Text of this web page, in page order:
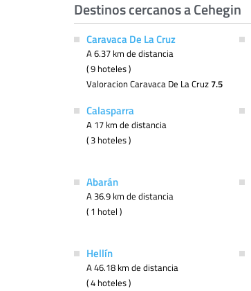
Destinos cercanos a Cehegin
Caravaca De La Cruz
A 6.37 km de distancia
( 9 hoteles )
Valoracion Caravaca De La Cruz 7.5
Calasparra
A 17 km de distancia
( 3 hoteles )
Abarán
A 36.9 km de distancia
( 1 hotel )
Hellín
A 46.18 km de distancia
( 4 hoteles )